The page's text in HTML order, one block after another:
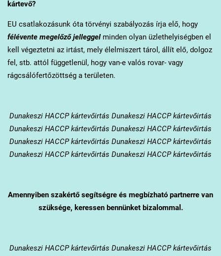
kártevő?
EU csatlakozásunk óta törvényi szabályozás írja elő, hogy
félévente megelőző jelleggelminden olyan üzlethelyiségben el
kell végeztetni az irtást, mely élelmiszert tárol, állít elő, dolgoz
fel, stb. attól függetlenül, hogy van-e valós rovar- vagy
rágcsálófertőzöttség a területen.
Dunakeszi HACCP kártevőirtás Dunakeszi HACCP kártevőirtás
Dunakeszi HACCP kártevőirtás Dunakeszi HACCP kártevőirtás
Dunakeszi HACCP kártevőirtás Dunakeszi HACCP kártevőirtás
Dunakeszi HACCP kártevőirtás Dunakeszi HACCP kártevőirtás
Amennyiben szakértő segítségre és megbízható partnerre van
szüksége, keressen bennünket bizalommal.
Dunakeszi HACCP kártevőirtás Dunakeszi HACCP kártevőirtás